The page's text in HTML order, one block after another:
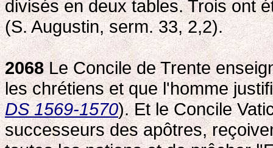
divisés en deux tables. Trois ont
(S. Augustin, serm. 33, 2,2).
2068Le Concile de Trente
les chrétiens et que l'homme
DS 1569-1570). Et le Concile
successeurs des apôtres,